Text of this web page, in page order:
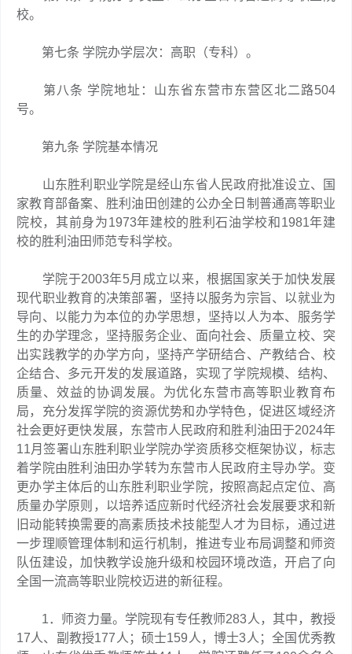
校。
第七条 学院办学层次：高职（专科）。
第八条 学院地址：山东省东营市东营区北二路504
号。
第九条 学院基本情况
山东胜利职业学院是经山东省人民政府批准设立、国
家教育部备案、胜利油田创建的公办全日制普通高等职业
院校，其前身为1973年建校的胜利石油学校和1981年建
校的胜利油田师范专科学校。
学院于2003年5月成立以来，根据国家关于加快发展
现代职业教育的决策部署，坚持以服务为宗旨、以就业为
导向、以能力为本位的办学思想，坚持以人为本、服务学
生的办学理念，坚持服务企业、面向社会、质量立校、突
出实践教学的办学方向，坚持产学研结合、产教结合、校
企结合、多元开发的发展道路，实现了学院规模、结构、
质量、效益的协调发展。为优化东营市高等职业教育布
局，充分发挥学院的资源优势和办学特色，促进区域经济
社会更好更快发展，东营市人民政府和胜利油田于2024年
11月签署山东胜利职业学院办学资质移交框架协议，标志
着学院由胜利油田办学转为东营市人民政府主导办学。变
更办学主体后的山东胜利职业学院，按照高起点定位、高
质量办学原则，以培养适应新时代经济社会发展要求和新
旧动能转换需要的高素质技术技能型人才为目标，通过进
一步理顺管理体制和运行机制，推进专业布局调整和师资
队伍建设，加快教学设施升级和校园环境改造，开启了向
全国一流高等职业院校迈进的新征程。
1．师资力量。学院现有专任教师283人，其中，教授
17人、副教授177人；硕士159人，博士3人；全国优秀教